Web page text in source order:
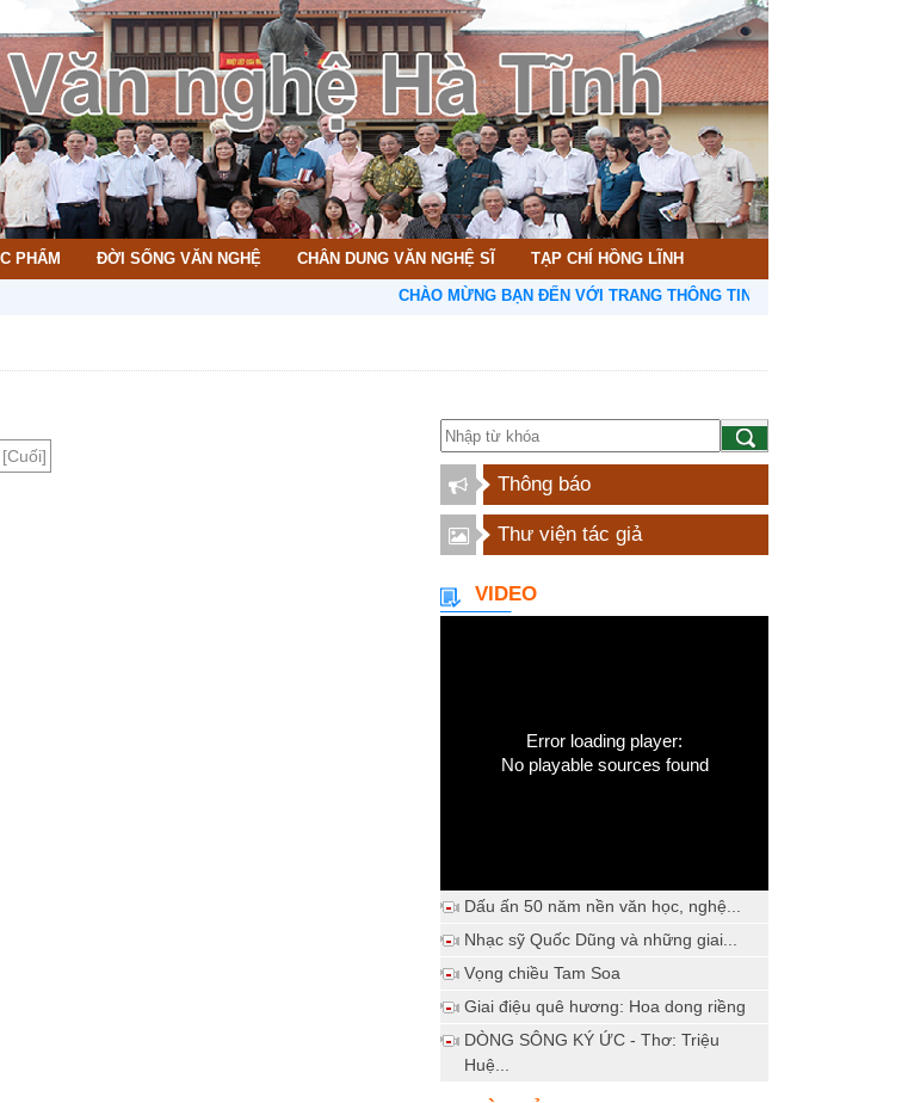
PHẨM ĐỜI SỐNG VĂN NGHỆ CHÂN DUNG VĂN NGHỆ SĨ TẠP CHÍ HỒNG LĨNH
CHÀO MỪNG BẠN ĐẾN VỚI TRANG THÔNG TIN HỘI LIÊN HIỆP VĂN HỌC
[Cuối]
Thông báo
Thư viện tác giả
VIDEO
Error loading player:
No playable sources found
Dấu ấn 50 năm nền văn học, nghệ...
Nhạc sỹ Quốc Dũng và những giai...
Vọng chiều Tam Soa
Giai điệu quê hương: Hoa dong riềng
DÒNG SÔNG KÝ ỨC - Thơ: Triệu
Huệ...